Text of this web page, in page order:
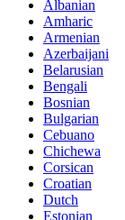
Albanian
Amharic
Armenian
Azerbaijani
Belarusian
Bengali
Bosnian
Bulgarian
Cebuano
Chichewa
Corsican
Croatian
Dutch
Estonian